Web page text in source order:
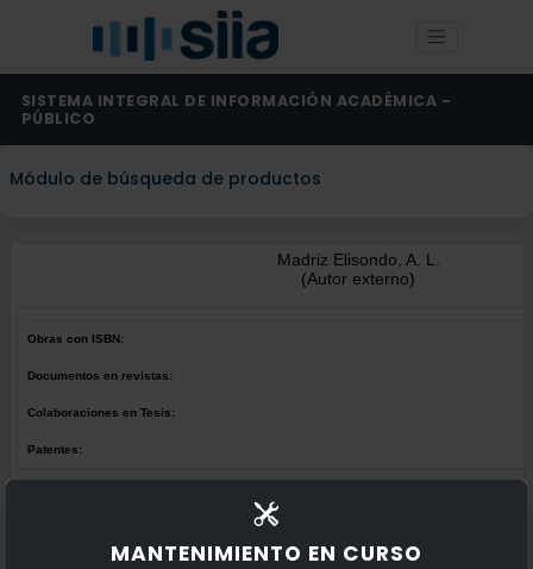
MANTENIMIENTO EN CURSO
SISTEMA INTEGRAL DE INFORMACIÓN ACADÉMICA -
PÚBLICO
Módulo de búsqueda de productos
Madriz Elisondo, A. L.
(Autor externo)
Obras con ISBN:
Documentos en revistas:
Colaboraciones en Tesis:
Patentes:
No hay obras de este autor.
Documentos en revistas: